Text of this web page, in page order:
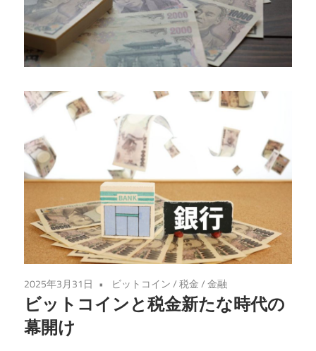
守
る、
税
金
の
落
し
穴
徹
底
解
説！
2025年3月31日 ビットコイン/税金/金融
ビットコインと税金新たな時代の
幕開け